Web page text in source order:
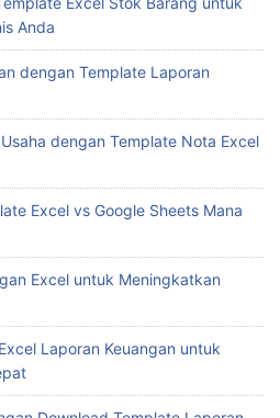
Anda
dengan Template Laporan
dengan Template Nota Excel
Excel vs Google Sheets Mana
Excel untuk Meningkatkan
Laporan Keuangan untuk